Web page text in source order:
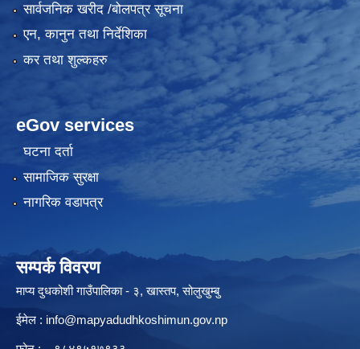
सार्वजनिक खरीद /बोलपत्र सूचना
एन, कानुन तथा निर्देशिका
कर तथा शुल्कहरु
eGov services
घटना दर्ता
सामाजिक सुरक्षा
नागरिक वडापत्र
सम्पर्क विवरण
माप्य दुधकोशी गाउँपालिका - ३, खास्तप, सोलुखुम्बु
ईमेल : info@mapyadudhkoshimun.gov.np